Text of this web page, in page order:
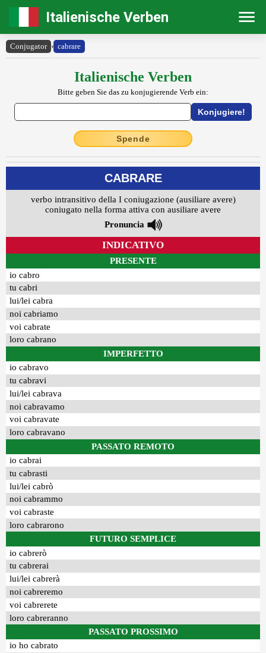
Italienische Verben
Conjugator › cabrare
Italienische Verben
Bitte geben Sie das zu konjugierende Verb ein:
Spende
CABRARE
verbo intransitivo della I coniugazione (ausiliare avere)
coniugato nella forma attiva con ausiliare avere
Pronuncia
INDICATIVO
PRESENTE
io cabro
tu cabri
lui/lei cabra
noi cabriamo
voi cabrate
loro cabrano
IMPERFETTO
io cabravo
tu cabravi
lui/lei cabrava
noi cabravamo
voi cabravate
loro cabravano
PASSATO REMOTO
io cabrai
tu cabrasti
lui/lei cabrò
noi cabrammo
voi cabraste
loro cabrarono
FUTURO SEMPLICE
io cabrerò
tu cabrerai
lui/lei cabrerà
noi cabreremo
voi cabrerete
loro cabreranno
PASSATO PROSSIMO
io ho cabrato